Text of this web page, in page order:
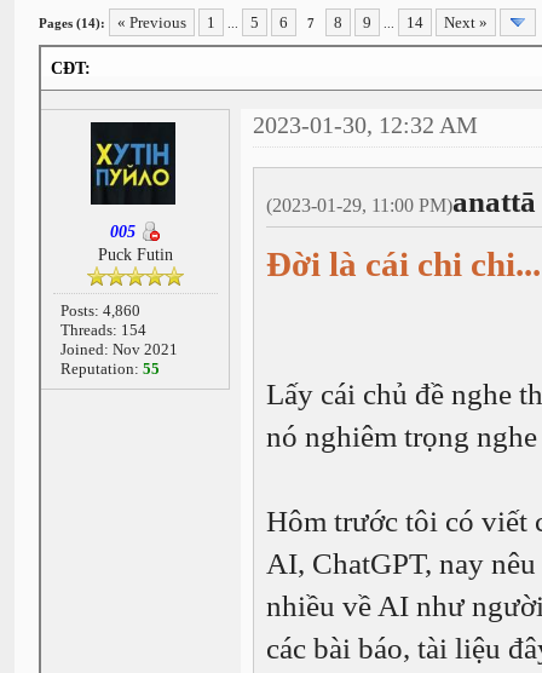
Pages (14): « Previous 1 5 6 7 8 9 14 Next »
CĐT:
005
Puck Futin
Posts: 4,860
Threads: 154
Joined: Nov 2021
Reputation: 55
2023-01-30, 12:32 AM
(2023-01-29, 11:00 PM)
Đời là cái chi
Lấy cái chủ đề nghe
nó nghiêm trọng nghe
Hôm trước tôi có viết
AI, ChatGPT, nay
nhiều về AI như
các bài báo, tài liệu